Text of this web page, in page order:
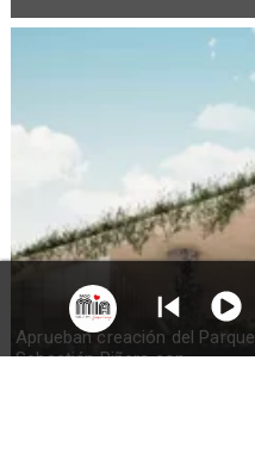
Aprueban creación del Parque
Sebastián Piñera con